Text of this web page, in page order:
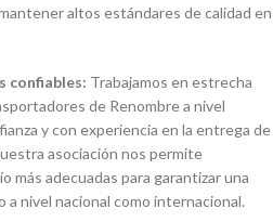
altos estándares de calidad en
confiables: Trabajamos en estrecha
de Renombre a nivel
y con experiencia en la entrega de
asociación nos permite
más adecuadas para garantizar una
nivel nacional como internacional.